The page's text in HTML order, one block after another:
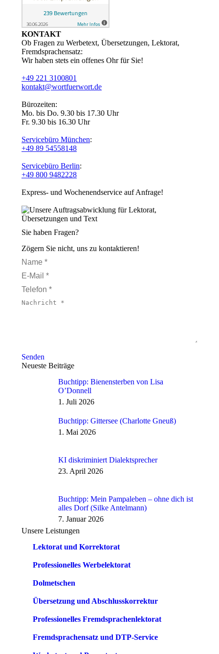
KONTAKT
Ob Fragen zu Werbetext, Übersetzungen, Lektorat,
Fremdsprachensatz:
Wir haben stets ein offenes Ohr für Sie!
+49 221 3100801
kontakt@wortfuerwort.de
Bürozeiten:
Mo. bis Do. 9.30 bis 17.30 Uhr
Fr. 9.30 bis 16.30 Uhr
Servicebüro München:
+49 89 54558148
Servicebüro Berlin:
+49 800 9482228
Express- und Wochenendservice auf Anfrage!
Sie haben Fragen?
Zögern Sie nicht, uns zu kontaktieren!
Name *
E-Mail *
Telefon *
Nachricht *
Senden
Neueste Beiträge
Buchtipp: Bienensterben von Lisa
O’Donnell
1. Juli 2026
Buchtipp: Gittersee (Charlotte Gneuß)
1. Mai 2026
KI diskriminiert Dialektsprecher
23. April 2026
Buchtipp: Mein Pampaleben – ohne dich ist
alles Dorf (Silke Antelmann)
7. Januar 2026
Unsere Leistungen
Lektorat und Korrektorat
Professionelles Werbelektorat
Dolmetschen
Übersetzung und Abschlusskorrektur
Professionelles Fremdsprachenlektorat
Fremdsprachensatz und DTP-Service